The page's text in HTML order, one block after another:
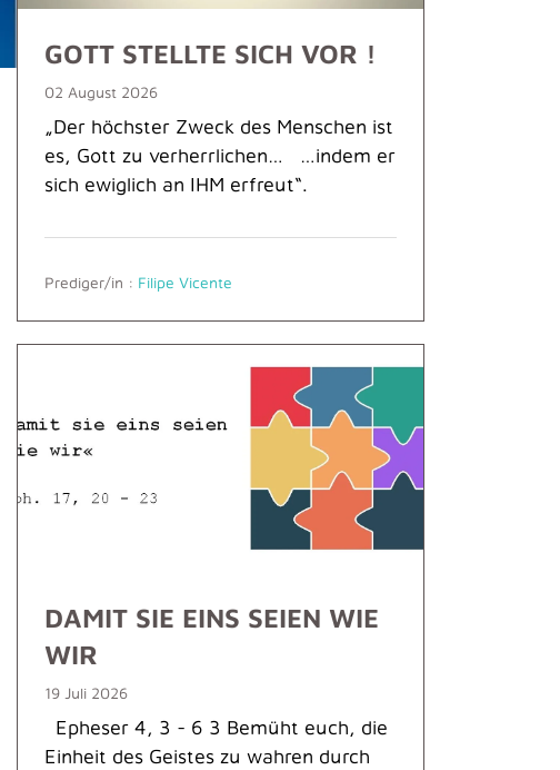
GOTT STELLTE SICH VOR !
02 August 2026
„Der höchster Zweck des Menschen ist
es, Gott zu verherrlichen… …indem er
sich ewiglich an IHM erfreut“.
Prediger/in : Filipe Vicente
DAMIT SIE EINS SEIEN WIE
WIR
19 Juli 2026
Epheser 4, 3 - 6 3 Bemüht euch, die
Einheit des Geistes zu wahren durch